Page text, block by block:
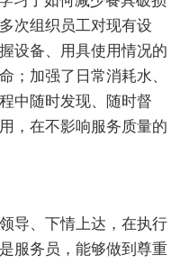
次组织员工对现有设
设备、用具使用情况的
；加强了日常消耗水、
中随时发现、随时督
，在不影响服务质量的
导、下情上达，在执行
服务员，能够做到尊重